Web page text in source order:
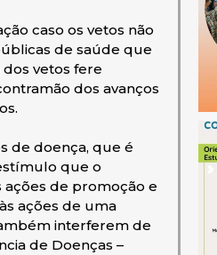
caso os vetos não
de saúde que
vetos fere
dos avanços
de doença, que é
que o
ações de promoção e
ações de uma
interferem de
de Doenças –